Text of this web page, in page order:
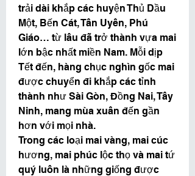
trải dài khắp các huyện Thủ Dầu
Một, Bến Cát, Tân Uyên, Phú
Giáo… từ lâu đã trở thành vựa mai
lớn bậc nhất miền Nam. Mỗi dịp
Tết đến, hàng chục nghìn gốc mai
được chuyển đi khắp các tỉnh
thành như Sài Gòn, Đồng Nai, Tây
Ninh, mang mùa xuân đến gần
hơn với mọi nhà.
Trong các loại mai vàng, mai cúc
hương, mai phúc lộc thọ và mai tứ
quý luôn là những giống được